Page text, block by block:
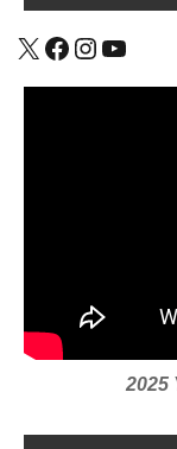
X Facebook
2025